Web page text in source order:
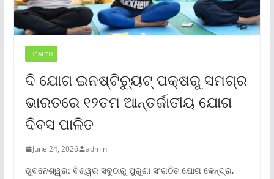
HEALTH
ଦି ଯୋଗ ଇନଷ୍ଟିଚ୍ୟୁଟ୍ ପକ୍ଷରୁ ସମଗ୍ର
ଭାରତରେ ୧୨ତମ ଆନ୍ତର୍ଜାତୀୟ ଯୋଗ
ଦିବସ ପାଳିତ
June 24, 2026 admin
ଭୁବନେଶ୍ୱର: ବିଶ୍ୱର ସବୁଠାରୁ ପୁରୁଣା ସଂଗଠିତ ଯୋଗ କେନ୍ଦ୍ର,